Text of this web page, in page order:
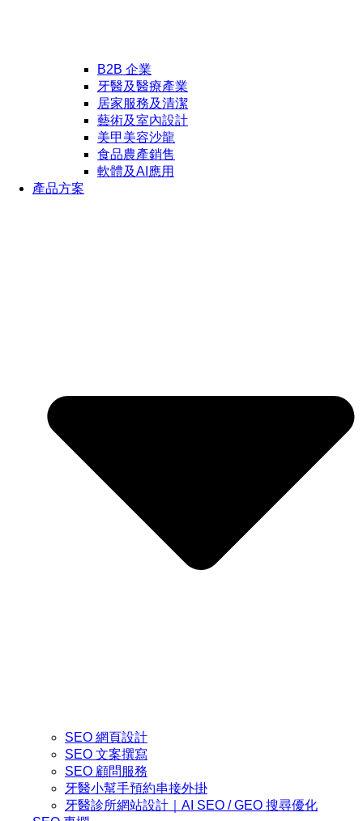
B2B 企業
牙醫及醫療產業
居家服務及清潔
藝術及室內設計
美甲美容沙龍
食品農產銷售
軟體及AI應用
產品方案
SEO 網頁設計
SEO 文案撰寫
SEO 顧問服務
牙醫小幫手預約串接外掛
牙醫診所網站設計｜AI SEO / GEO 搜尋優化